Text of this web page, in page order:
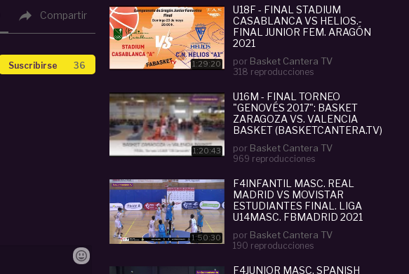
 Compartir
Suscribirse 36 1:29:20
U18F - FINAL STADIUM
CASABLANCA VS HELIOS.-
FINAL JUNIOR FEM. ARAGÓN
2021
por Basket Cantera TV
318 reproducciones
1:20:43
U16M - FINAL TORNEO
"GENOVÉS 2017": BASKET
ZARAGOZA VS. VALENCIA
BASKET (BASKETCANTERA.TV)
por Basket Cantera TV
969 reproducciones
1:50:30
F4INFANTIL MASC. REAL
MADRID VS MOVISTAR
ESTUDIANTES FINAL. LIGA
U14MASC. FBMADRID 2021
por Basket Cantera TV
190 reproducciones
F4JUNIOR MASC. SPANISH